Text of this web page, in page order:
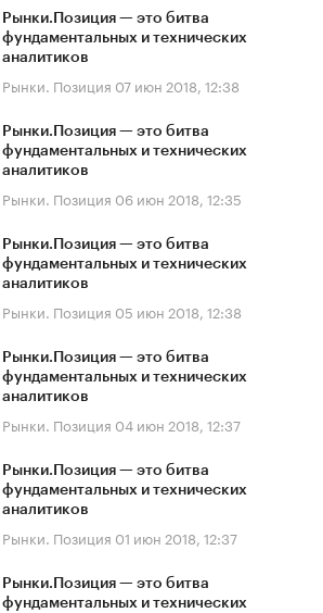
Рынки.Позиция — это битва
фундаментальных и технических
аналитиков
Рынки. Позиция 07 июн 2018, 12:38
Рынки.Позиция — это битва
фундаментальных и технических
аналитиков
Рынки. Позиция 06 июн 2018, 12:35
Рынки.Позиция — это битва
фундаментальных и технических
аналитиков
Рынки. Позиция 05 июн 2018, 12:38
Рынки.Позиция — это битва
фундаментальных и технических
аналитиков
Рынки. Позиция 04 июн 2018, 12:37
Рынки.Позиция — это битва
фундаментальных и технических
аналитиков
Рынки. Позиция 01 июн 2018, 12:37
Рынки.Позиция — это битва
фундаментальных и технических